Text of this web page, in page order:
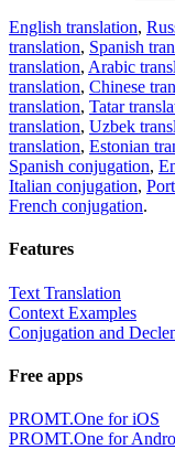
English translation,
translation, Spanish
translation, Arabic
translation, Chinese
translation, Tatar
translation, Uzbek
translation, Estonian
Spanish conjugation,
Italian conjugation,
French conjugation.
Features
Text Translation
Context Examples
Conjugation and
Free apps
PROMT.One for iOS
PROMT.One for